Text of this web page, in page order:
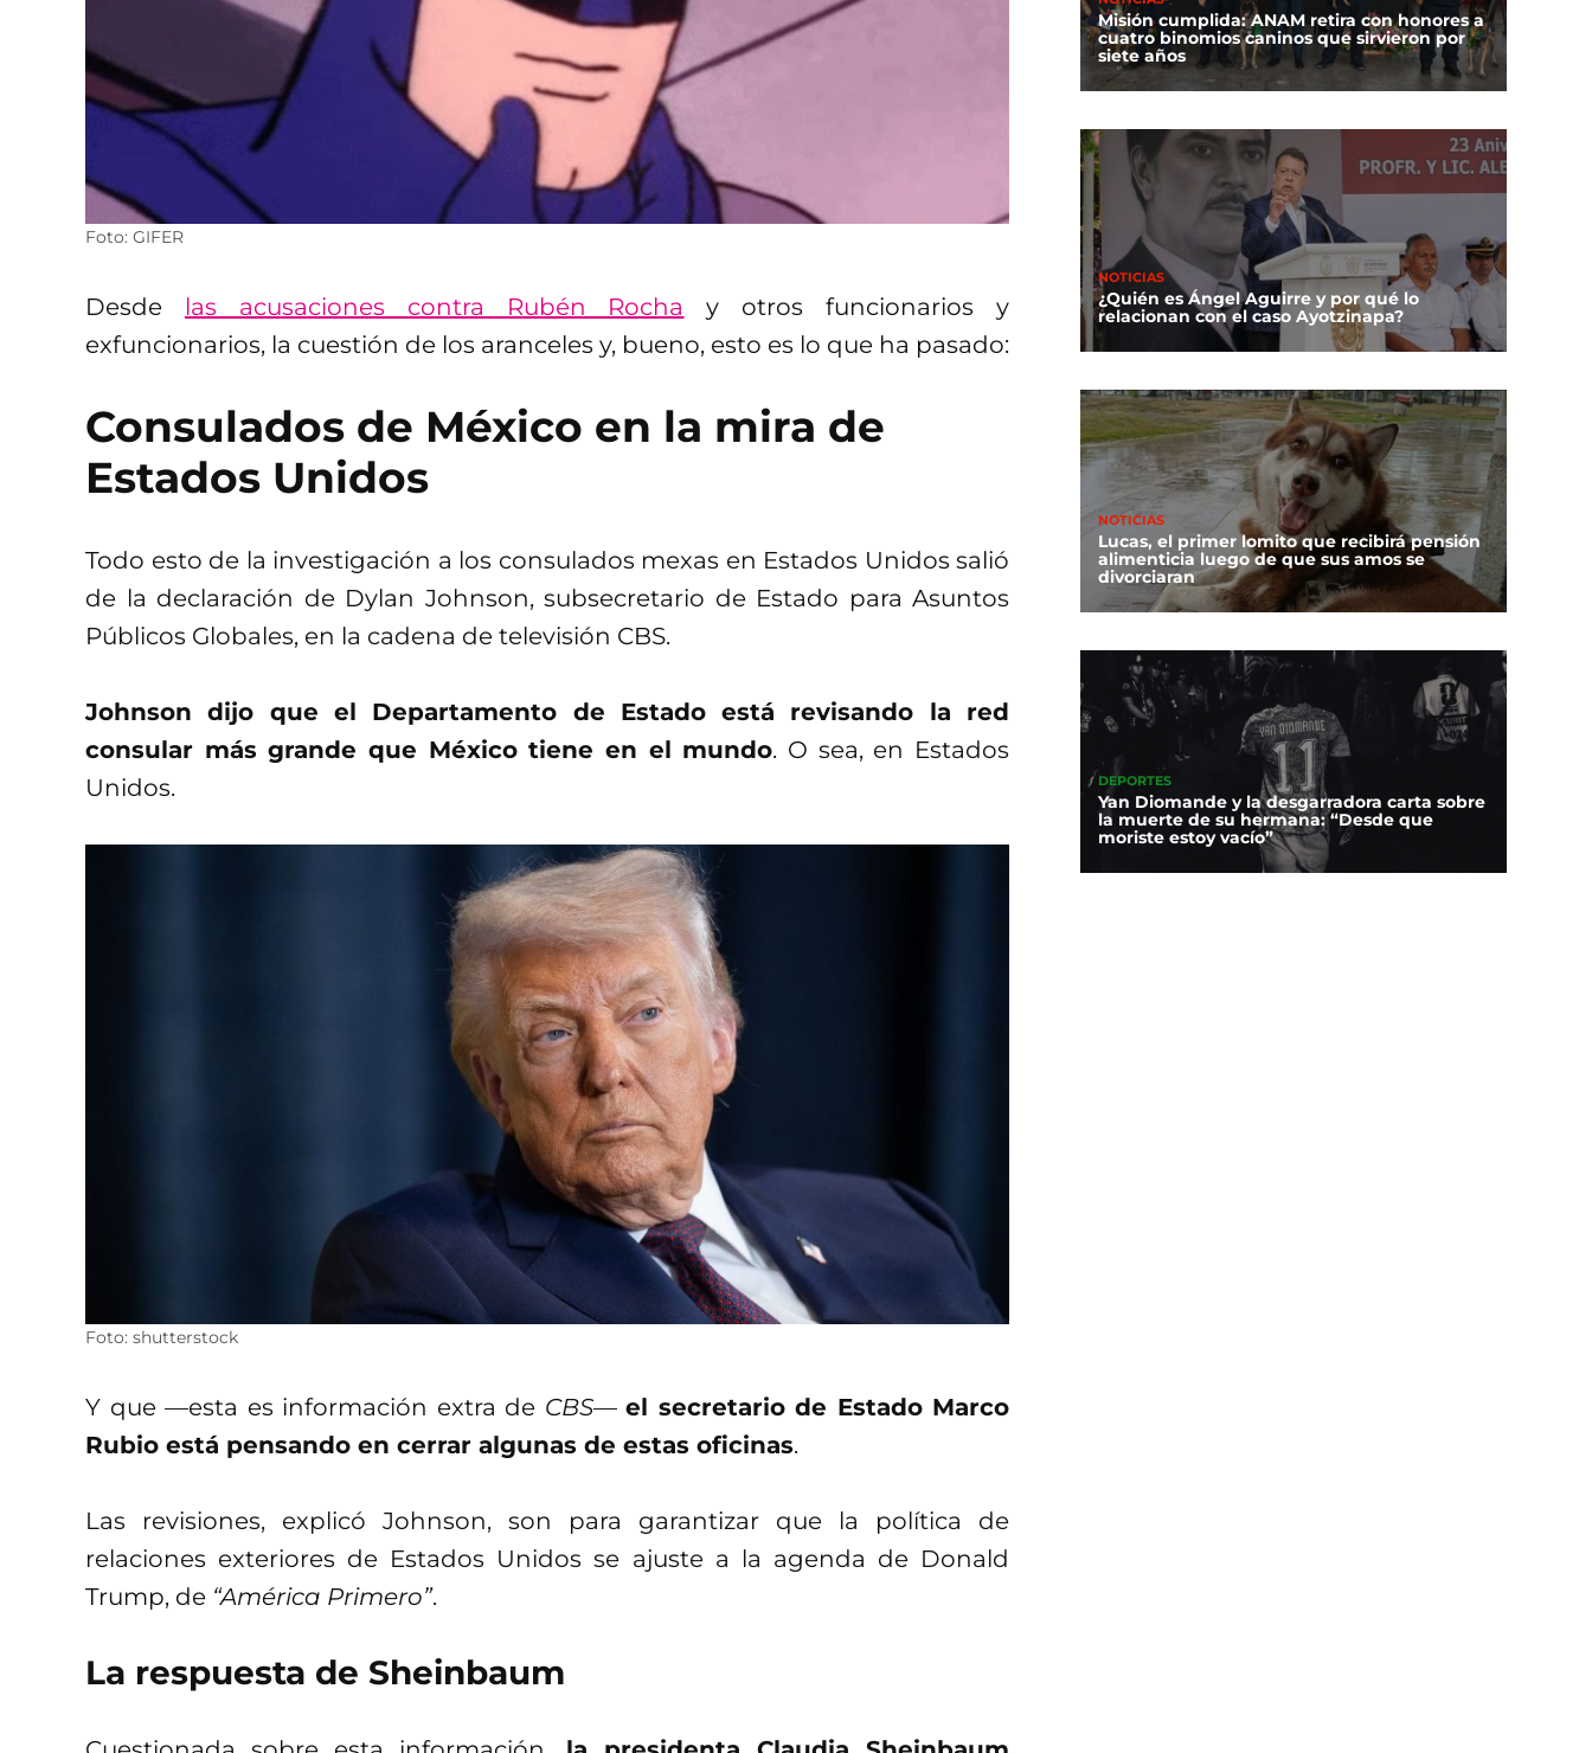
Foto: GIFER
Desde las acusaciones contra Rubén Rocha
y otros funcionarios y
exfuncionarios, la cuestión de los aranceles y, bueno, esto es lo que ha pasado:
Consulados de México en la mira de
Estados Unidos
Todo esto de la investigación a los consulados mexas en Estados Unidos salió
de la declaración de Dylan Johnson, subsecretario de Estado para Asuntos
Públicos Globales, en la cadena de televisión CBS.
Johnson dijo que el Departamento de Estado está revisando la red
consular más grande que México tiene en el mundo. O sea, en Estados
Unidos.
Foto: shutterstock
Y que —esta es información extra de CBS— el secretario de Estado Marco
Rubio está pensando en cerrar algunas de estas oficinas.
Las revisiones, explicó Johnson, son para garantizar que la política de
relaciones exteriores de Estados Unidos se ajuste a la agenda de Donald
Trump, de “América Primero”.
La respuesta de Sheinbaum
Misión cumplida: ANAM retira con honores a
cuatro binomios caninos que sirvieron por
siete años
NOTICIAS
¿Quién es Ángel Aguirre y por qué lo
relacionan con el caso Ayotzinapa?
NOTICIAS
Lucas, el primer lomito que recibirá pensión
alimenticia luego de que sus amos se
divorciaran
DEPORTES
Yan Diomande y la desgarradora carta sobre
la muerte de su hermana: “Desde que
moriste estoy vacío”